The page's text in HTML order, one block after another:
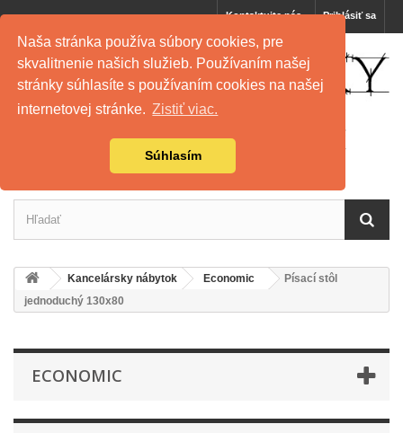
Naša stránka používa súbory cookies, pre
skvalitnenie našich služieb. Používaním našej
stránky súhlasíte s používaním cookies na našej
internetovej stránke. Zistiť viac.
Súhlasím
Prihlásiť sa
Kontaktujte nás
Kancelársky nábytok Economic
Písací stôl
jednoduchý 130x80
ECONOMIC